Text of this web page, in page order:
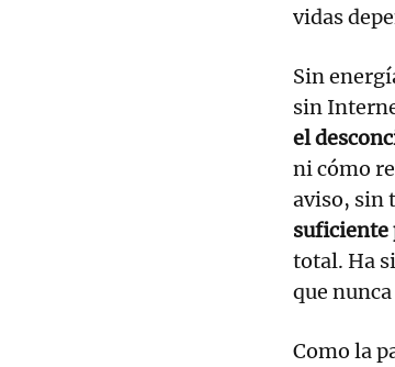
vidas
Sin
sin
el
ni cómo
aviso, sin
suficiente
total. Ha
que
Como la